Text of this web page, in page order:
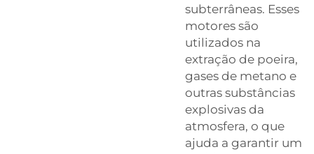
subterrâneas. Esses
motores são
utilizados na
extração de poeira,
gases de metano e
outras substâncias
explosivas da
atmosfera, o que
ajuda a garantir um